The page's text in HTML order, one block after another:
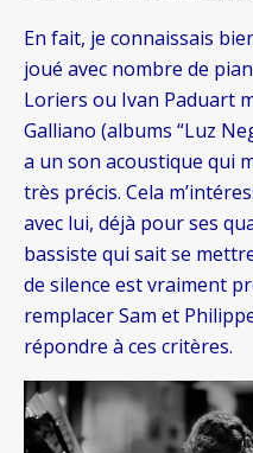
En fait, je connaissais
joué avec nombre de
Loriers ou Ivan Paduart
Galliano (albums “Luz
a un son acoustique qui
très précis. Cela
avec lui, déjà pour ses
bassiste qui sait se
de silence est vraiment
remplacer Sam et
répondre à ces critères.